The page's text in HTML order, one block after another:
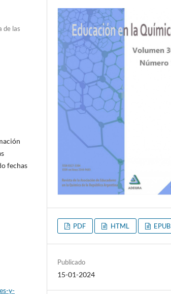
de las
fechas
y-
PDF HTML EPUB
Publicado
15-01-2024